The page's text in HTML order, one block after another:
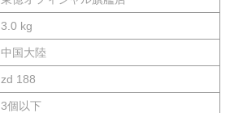
3.0 kg
中国大陸
zd 188
3個以下